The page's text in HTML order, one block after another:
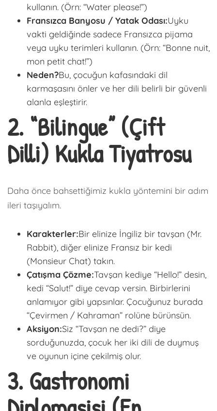
kullanın. (Örn: “Water please!”)
Fransızca Banyosu / Yatak Odası:Uyku
vakti geldiğinde sadece Fransızca pijama
veya uyku terimleri kullanın. (Örn: “Bonne nuit,
mon petit chat!”)
Neden?Bu, çocuğun kafasındaki dil
karmaşasını önler ve her dili belirli bir güvenli
alanla eşleştirir.
2. “Bilingue” (Çift
Dilli) Kukla Tiyatrosu
Daha önce bahsettiğimiz kukla yöntemini bir adım
ileri taşıyalım.
Karakterler:Bir elinize İngiliz bir tavşan (Mr.
Rabbit), diğer elinize Fransız bir kedi
(Monsieur Chat) takın.
Çatışma Çözme:Tavşan kediye “Hello!” desin,
kedi “Salut!” diye cevap versin. Birbirlerini
anlamıyor gibi yapsınlar. Çocuğunuz burada
“Çevirmen / Kahraman” rolüne bürünsün.
Aksiyon:Siz “Tavşan ne dedi?” diye
sorduğunuzda, çocuk her iki dili de duymuş
ve oyunun içine çekilmiş olur.
3. Gastronomi